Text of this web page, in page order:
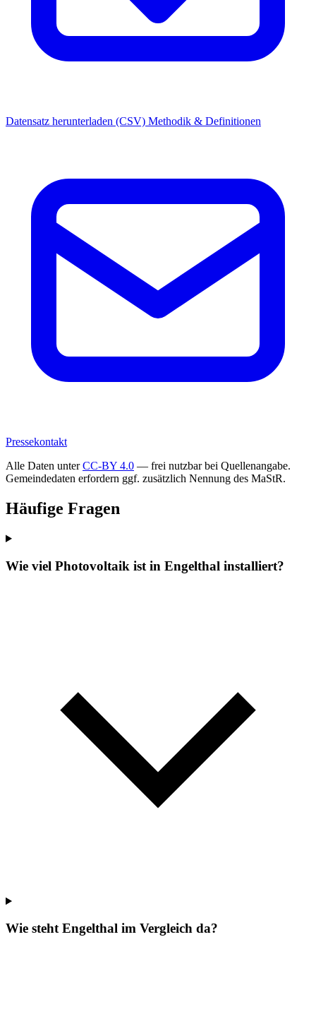
Datensatz herunterladen (CSV) Methodik & Definitionen
Pressekontakt
Alle Daten unterCC-BY 4.0 — frei nutzbar bei Quellenangabe.
Gemeindedaten erfordern ggf. zusätzlich Nennung des MaStR.
Häufige Fragen
Wie viel Photovoltaik ist in Engelthal installiert?
Wie steht Engelthal im Vergleich da?